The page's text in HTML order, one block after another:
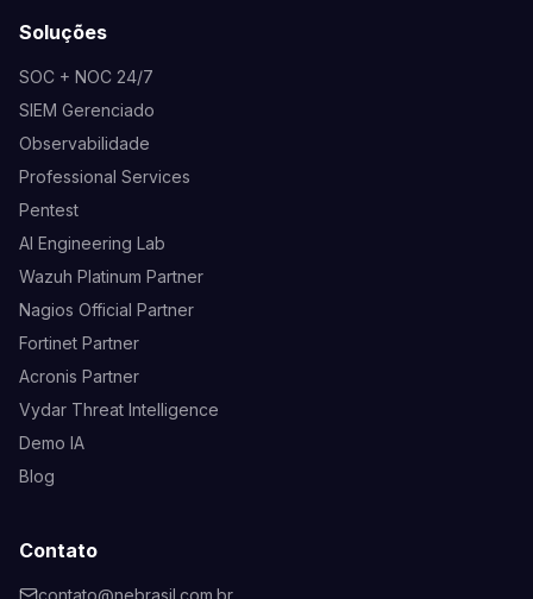
Soluções
SOC + NOC 24/7
SIEM Gerenciado
Observabilidade
Professional Services
Pentest
AI Engineering Lab
Wazuh Platinum Partner
Nagios Official Partner
Fortinet Partner
Acronis Partner
Vydar Threat Intelligence
Demo IA
Blog
Contato
contato@nebrasil.com.br